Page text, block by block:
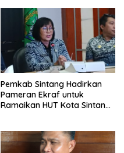
Pemkab Sintang Hadirkan
Pameran Ekraf untuk
Ramaikan HUT Kota Sintang